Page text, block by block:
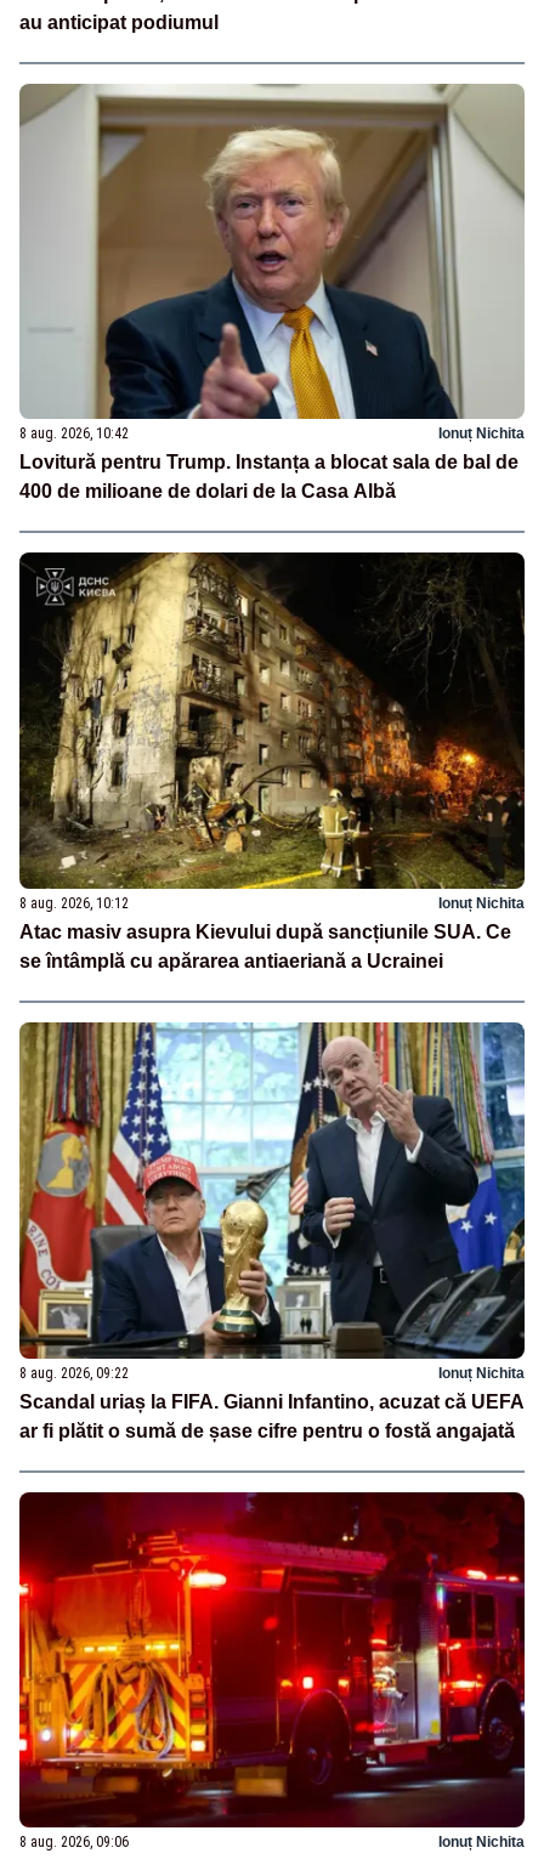
au anticipat podiumul
8 aug. 2026, 10:42 Ionuț Nichita
Lovitură pentru Trump. Instanța a blocat sala de bal de
400 de milioane de dolari de la Casa Albă
8 aug. 2026, 10:12 Ionuț Nichita
Atac masiv asupra Kievului după sancțiunile SUA. Ce
se întâmplă cu apărarea antiaeriană a Ucrainei
8 aug. 2026, 09:22 Ionuț Nichita
Scandal uriaș la FIFA. Gianni Infantino, acuzat că UEFA
ar fi plătit o sumă de șase cifre pentru o fostă angajată
8 aug. 2026, 09:06 Ionuț Nichita